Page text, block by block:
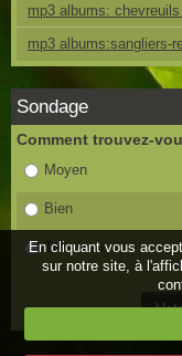
mp3 albums:
mp3 albums:sangliers-
Sondage
Comment trouvez-
Moyen
Bien
Très bien
En cliquant vous
sur notre site, à